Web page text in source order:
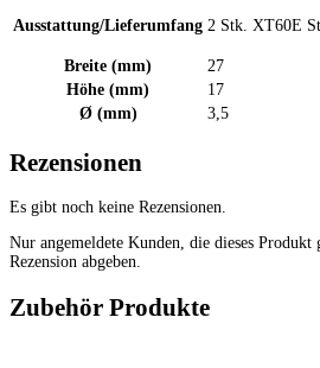
Ausstattung/Lieferumfang 2 Stk. XT60E
Breite (mm)
27
Höhe (mm)
17
Ø (mm)
3,5
Rezensionen
Es gibt noch keine Rezensionen.
Nur angemeldete Kunden, die dieses Produkt
Rezension abgeben.
Zubehör Produkte